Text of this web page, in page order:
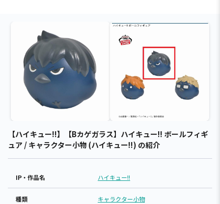
【ハイキュー!!】【Bカゲガラス】ハイキュー!! ボールフィギ
ュア / キャラクター小物 (ハイキュー!!) の紹介
IP・作品名 ハイキュー!!
種類 キャラクター小物